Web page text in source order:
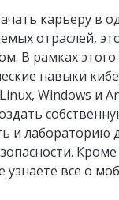
карьеру в
отраслей,
В рамках этого
навыки
Windows и
и лабораторию
узнаете все о